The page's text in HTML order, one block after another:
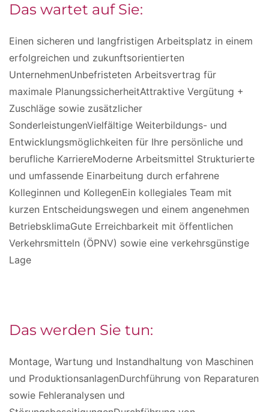
Das wartet auf Sie:
Einen sicheren und langfristigen Arbeitsplatz in einem
erfolgreichen und zukunftsorientierten
UnternehmenUnbefristeten Arbeitsvertrag für
maximale PlanungssicherheitAttraktive Vergütung +
Zuschläge sowie zusätzlicher
SonderleistungenVielfältige Weiterbildungs- und
Entwicklungsmöglichkeiten für Ihre persönliche und
berufliche KarriereModerne Arbeitsmittel Strukturierte
und umfassende Einarbeitung durch erfahrene
Kolleginnen und KollegenEin kollegiales Team mit
kurzen Entscheidungswegen und einem angenehmen
BetriebsklimaGute Erreichbarkeit mit öffentlichen
Verkehrsmitteln (ÖPNV) sowie eine verkehrsgünstige
Lage
Das werden Sie tun:
Montage, Wartung und Instandhaltung von Maschinen
und ProduktionsanlagenDurchführung von Reparaturen
sowie Fehleranalysen und